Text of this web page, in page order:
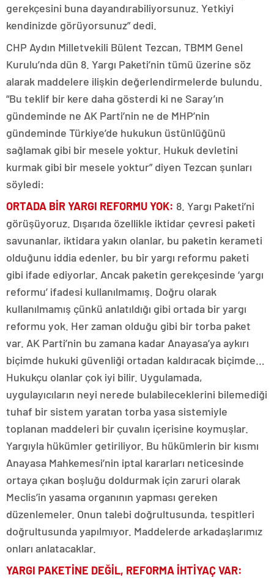
gerekçesini buna dayandırabiliyorsunuz. Yetkiyi
kendinizde görüyorsunuz” dedi.
CHP Aydın Milletvekili Bülent Tezcan, TBMM Genel
Kurulu’nda dün 8. Yargı Paketi’nin tümü üzerine söz
alarak maddelere ilişkin değerlendirmelerde bulundu.
“Bu teklif bir kere daha gösterdi ki ne Saray’ın
gündeminde ne AK Parti’nin ne de MHP’nin
gündeminde Türkiye’de hukukun üstünlüğünü
sağlamak gibi bir mesele yoktur. Hukuk devletini
kurmak gibi bir mesele yoktur” diyen Tezcan şunları
söyledi:
ORTADA BİR YARGI REFORMU YOK: 8. Yargı Paketi’ni
görüşüyoruz. Dışarıda özellikle iktidar çevresi paketi
savunanlar, iktidara yakın olanlar, bu paketin kerameti
olduğunu iddia edenler, bu bir yargı reformu paketi
gibi ifade ediyorlar. Ancak paketin gerekçesinde ‘yargı
reformu’ ifadesi kullanılmamış. Doğru olarak
kullanılmamış çünkü anlatıldığı gibi ortada bir yargı
reformu yok. Her zaman olduğu gibi bir torba paket
var. AK Parti’nin bu zamana kadar Anayasa’ya aykırı
biçimde hukuki güvenliği ortadan kaldıracak biçimde…
Hukukçu olanlar çok iyi bilir. Uygulamada,
uygulayıcıların neyi nerede bulabileceklerini bilemediği
tuhaf bir sistem yaratan torba yasa sistemiyle
toplanan maddeleri bir çuvalın içerisine koymuşlar.
Yargıyla hükümler getiriliyor. Bu hükümlerin bir kısmı
Anayasa Mahkemesi’nin iptal kararları neticesinde
ortaya çıkan boşluğu doldurmak için zaruri olarak
Meclis’in yasama organının yapması gereken
düzenlemeler. Onun talebi doğrultusunda, tespitleri
doğrultusunda yapılmıyor. Maddelerde arkadaşlarımız
onları anlatacaklar.
YARGI PAKETİNE DEĞİL, REFORMA İHTİYAÇ VAR: